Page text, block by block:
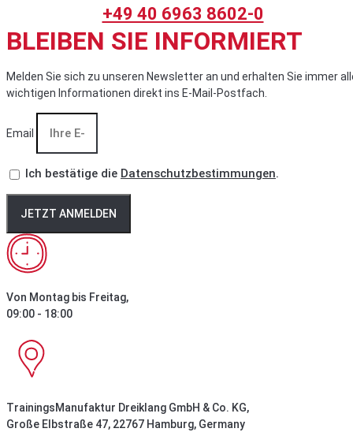
+49 40 6963 8602-0
BLEIBEN SIE INFORMIERT
Melden Sie sich zu unseren Newsletter an und erhalten Sie immer
wichtigen Informationen direkt ins E-Mail-Postfach.
Email
Ich bestätige die Datenschutzbestimmungen.
JETZT ANMELDEN
Von Montag bis Freitag,
09:00 - 18:00
TrainingsManufaktur Dreiklang GmbH & Co. KG,
Große Elbstraße 47, 22767 Hamburg, Germany